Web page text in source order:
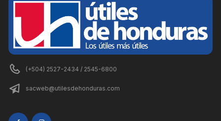
(+504) 2527-2434 / 2545-6800
sacweb@utilesdehonduras.com